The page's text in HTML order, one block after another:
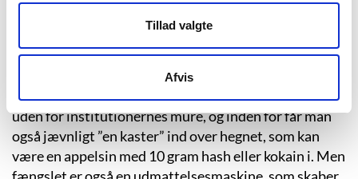
Tillad valgte
Afvis
lettere fiktionaliserede digterjeg inde og ude af
institutioner. Karaktergalleriet inkluderer nu også
pædagoger, fængselsbetjente og advokater. Det
kriminelle liv fortsætter mere eller mindre upåvirket
uden for institutionernes mure, og inden for får man
også jævnligt ”en kaster” ind over hegnet, som kan
være en appelsin med 10 gram hash eller kokain i. Men